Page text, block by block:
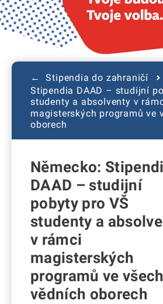
← Stipendia do zahraničí
Stipendia DAAD – studijní
studenty a absolventy v
magisterských programů ve
oborech
Německo:
DAAD – studijní
pobyty pro VŠ
studenty a
v rámci
magisterských
programů ve všech
vědních oborech